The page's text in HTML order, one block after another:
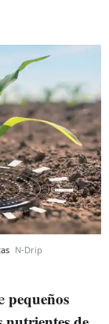
N-Drip
pequeños